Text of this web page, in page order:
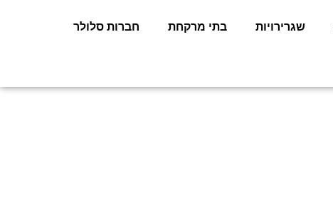
שגרירויות בתי מרקחת חברות סלולר